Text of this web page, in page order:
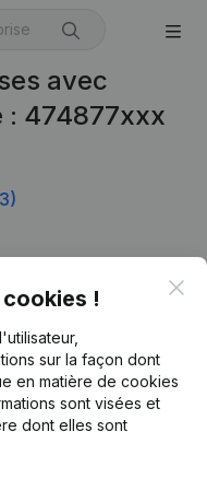
avec
: 474877xxx
!
sur la façon dont
en matière de cookies
sont visées et
dont elles sont
internationale